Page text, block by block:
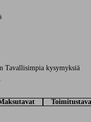
Tavallisimpia kysymyksiä